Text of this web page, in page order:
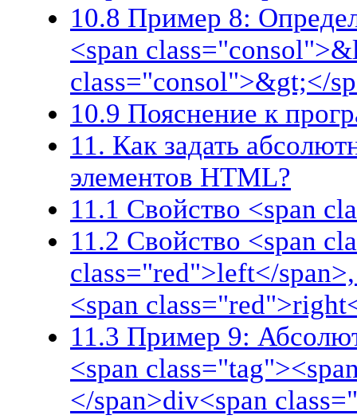
10.8 Пример 8:
<span
class="consol">&gt;</
10.9 Пояснение к
11. Как задать
элементов HTML?
11.1 Свойство <span
11.2 Свойство <span
class="red">left</
<span
11.3 Пример 9:
<span
</span>div<span